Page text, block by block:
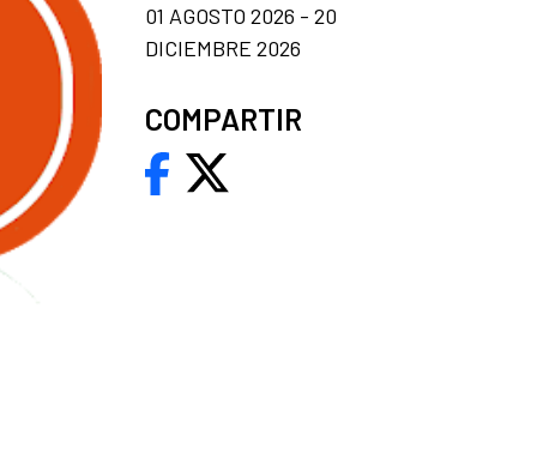
01 AGOSTO 2026 - 20
DICIEMBRE 2026
COMPARTIR